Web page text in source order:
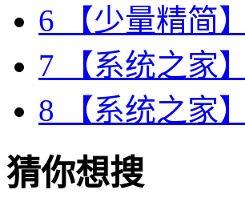
6 【少量精简
7 【系统之家
8 【系统之家
猜你想搜